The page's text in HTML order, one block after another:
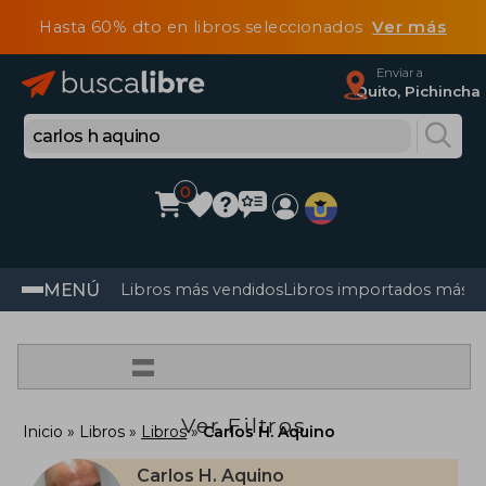
Hasta 60% dto en libros seleccionadosVer más
Enviar a
Quito, Pichincha
0
MENÚ Libros más vendidosLibros importados más
=
Ver Filtros
Inicio Libros Libros Carlos H. Aquino
Carlos H. Aquino